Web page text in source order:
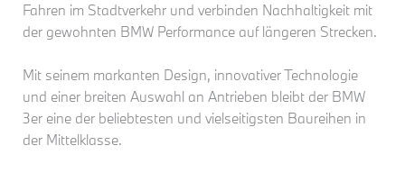
Fahren im Stadtverkehr und verbinden Nachhaltigkeit mit
der gewohnten BMW Performance auf längeren Strecken.
Mit seinem markanten Design, innovativer Technologie
und einer breiten Auswahl an Antrieben bleibt der BMW
3er eine der beliebtesten und vielseitigsten Baureihen in
der Mittelklasse.